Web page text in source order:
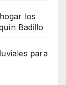
los
Badillo
para